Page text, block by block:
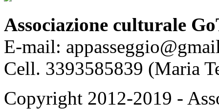
Associazione culturale
E-mail:
Cell. 3393585839 (Maria
Copyright 2012-2019 -